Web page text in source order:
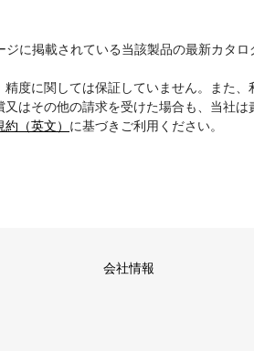
に掲載されている当該製品の最新カタロ
度に関しては保証していません。また
はその他の請求を受けた場合も、当社は
（英文） に基づきご利用ください。
会社情報